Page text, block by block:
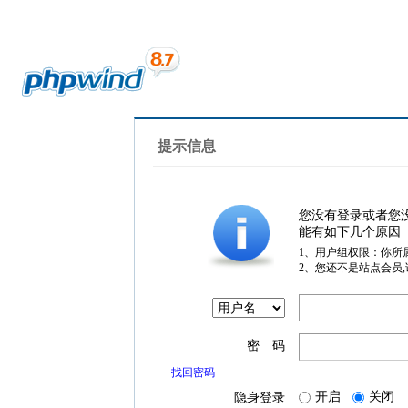
提示信息
您没有登录或者您
能有如下几个原因
1、用户组权限：你所
2、您还不是站点会员
密 码
找回密码
隐身登录 开启 关闭